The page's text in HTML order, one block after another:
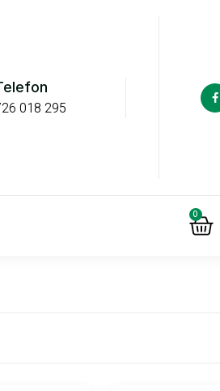
018 295
0